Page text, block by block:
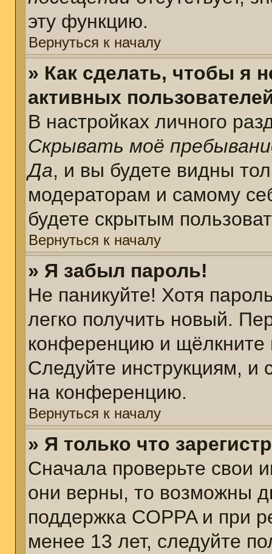
эту функцию.
Вернуться к началу
» Как сделать, чтобы я
активных
В настройках личного
Скрывать моё
Да, и вы будете видны
модераторам и самому
будете скрытым
Вернуться к началу
» Я забыл пароль!
Не паникуйте! Хотя
легко получить новый.
конференцию и щёлкните
Следуйте инструкциям, и
на конференцию.
Вернуться к началу
» Я только что
Сначала проверьте свои
они верны, то возможны
поддержка COPPA и при
менее 13 лет, следуйте